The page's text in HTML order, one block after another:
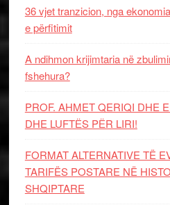
36 vjet tranzicion, nga
e përfitimit
A ndihmon krijimtaria në
fshehura?
PROF. AHMET QERIQI DHE
DHE LUFTЁS PЁR LIRI!
FORMAT ALTERNATIVE TË
TARIFËS POSTARE NË
SHQIPTARE